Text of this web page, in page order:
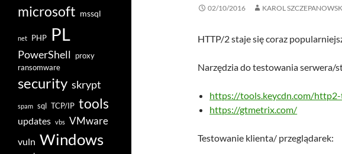
02/10/2016 KAROL
HTTP/2 staje się coraz
Narzędzia do testowania serwera/
https://tools.keycdn.com/
https://gtmetrix.com/
Testowanie klienta/ przeglądarek:
microsoft mssql
net PHP PL
PowerShell proxy
ransomware
security skrypt
spam sql TCP/IP tools
updates vbs VMware
vuln Windows